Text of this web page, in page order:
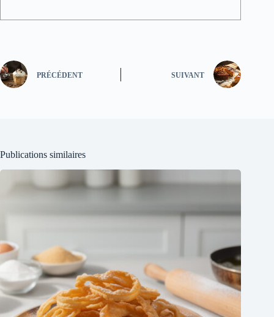
PRÉCÉDENT SUIVANT
Publications similaires